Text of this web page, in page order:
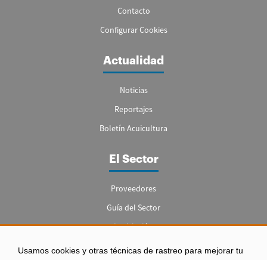
Usamos cookies y otras técnicas de rastreo para mejorar tu
Contacto
Configurar Cookies
Actualidad
Noticias
Reportajes
Boletín Acuicultura
El Sector
Proveedores
Guía del Sector
Legislación
Empleo